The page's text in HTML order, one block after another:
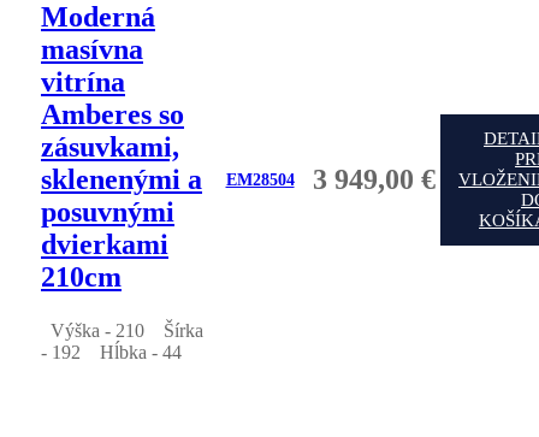
Moderná
masívna
vitrína
Amberes so
zásuvkami,
sklenenými a
posuvnými
dvierkami
210cm
Výška - 210
Šírka
- 192
Hĺbka - 44
EM28504 3 949,00 €